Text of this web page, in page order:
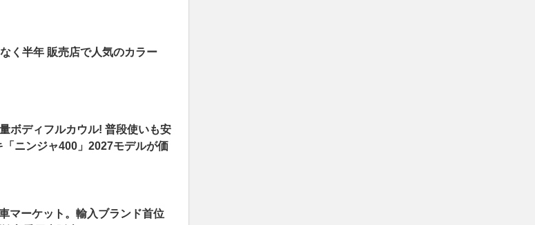
く半年 販売店で人気のカラー
ボディフルカウル! 普段使いも安
ニンジャ400」2027モデルが価
マーケット。輸入ブランド首位